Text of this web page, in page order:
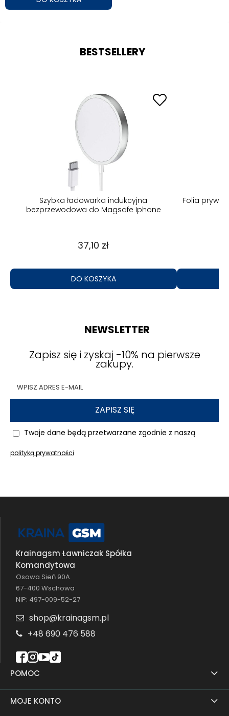
BESTSELLERY
Szybka ładowarka indukcyjna
bezprzewodowa do Magsafe Iphone
37,10 zł
DO KOSZYKA
Folia
NEWSLETTER
Zapisz się i zyskaj -10% na pierwsze
zakupy.
ZAPISZ SIĘ
Twoje dane będą przetwarzane zgodnie z naszą
polityką prywatności
POMOC
MOJE KONTO
Krainagsm Ławniczak Spółka
Komandytowa
Osowa Sień 90A
67-400 Wschowa
NIP: 497-009-52-27
shop@krainagsm.pl
+48 690 476 588